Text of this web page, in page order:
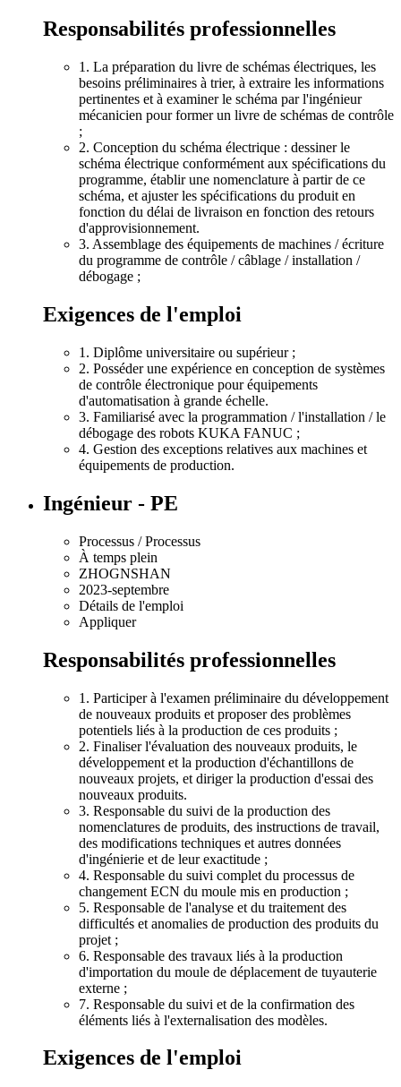
Responsabilités professionnelles
1. La préparation du livre de schémas électriques, les
besoins préliminaires à trier, à extraire les informations
pertinentes et à examiner le schéma par l'ingénieur
mécanicien pour former un livre de schémas de contrôle
;
2. Conception du schéma électrique : dessiner le
schéma électrique conformément aux spécifications du
programme, établir une nomenclature à partir de ce
schéma, et ajuster les spécifications du produit en
fonction du délai de livraison en fonction des retours
d'approvisionnement.
3. Assemblage des équipements de machines / écriture
du programme de contrôle / câblage / installation /
débogage ;
Exigences de l'emploi
1. Diplôme universitaire ou supérieur ;
2. Posséder une expérience en conception de systèmes
de contrôle électronique pour équipements
d'automatisation à grande échelle.
3. Familiarisé avec la programmation / l'installation / le
débogage des robots KUKA FANUC ;
4. Gestion des exceptions relatives aux machines et
équipements de production.
Ingénieur - PE
Processus / Processus
À temps plein
ZHOGNSHAN
2023-septembre
Détails de l'emploi
Appliquer
Responsabilités professionnelles
1. Participer à l'examen préliminaire du développement
de nouveaux produits et proposer des problèmes
potentiels liés à la production de ces produits ;
2. Finaliser l'évaluation des nouveaux produits, le
développement et la production d'échantillons de
nouveaux projets, et diriger la production d'essai des
nouveaux produits.
3. Responsable du suivi de la production des
nomenclatures de produits, des instructions de travail,
des modifications techniques et autres données
d'ingénierie et de leur exactitude ;
4. Responsable du suivi complet du processus de
changement ECN du moule mis en production ;
5. Responsable de l'analyse et du traitement des
difficultés et anomalies de production des produits du
projet ;
6. Responsable des travaux liés à la production
d'importation du moule de déplacement de tuyauterie
externe ;
7. Responsable du suivi et de la confirmation des
éléments liés à l'externalisation des modèles.
Exigences de l'emploi